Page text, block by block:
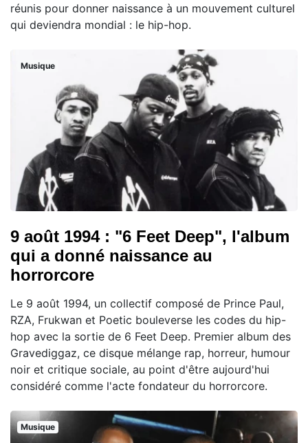
réunis pour donner naissance à un mouvement culturel
qui deviendra mondial : le hip-hop.
Musique
9 août 1994 : "6 Feet Deep", l'album
qui a donné naissance au
horrorcore
Le 9 août 1994, un collectif composé de Prince Paul,
RZA, Frukwan et Poetic bouleverse les codes du hip-
hop avec la sortie de 6 Feet Deep. Premier album des
Gravediggaz, ce disque mélange rap, horreur, humour
noir et critique sociale, au point d'être aujourd'hui
considéré comme l'acte fondateur du horrorcore.
Musique